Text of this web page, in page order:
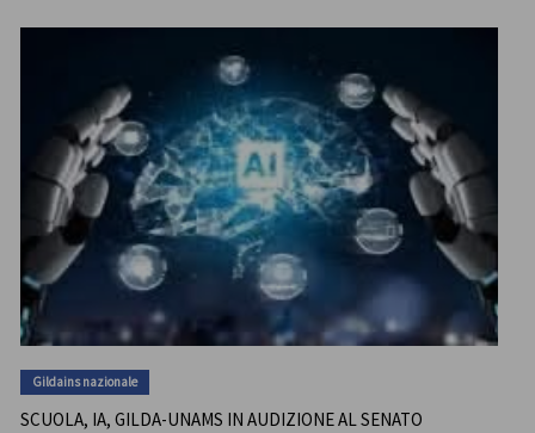
Gildains nazionale
SCUOLA, IA, GILDA-UNAMS IN AUDIZIONE AL SENATO